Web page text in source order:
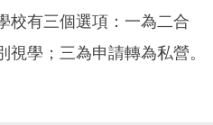
校有三個選項：一為二合
學；三為申請轉為私營。